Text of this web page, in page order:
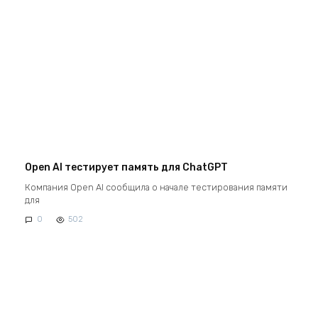
Open AI тестирует память для ChatGPT
Компания Open AI сообщила о начале тестирования памяти
для
0 502